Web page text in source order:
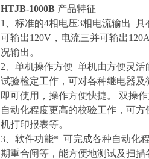
HTJB-1000B 产品特征
1、标准的4相电压3相电流输出
可输出120V，电流三并可输出
况输出。
2、单机操作方便 单机由方便灵
试验检定工作，可对各种继电器
即可使用，操作方便快捷。 双操
自动化程度更高的校验工作，可
机打印报表等。
3、软件功能* 可完成各种自动化
期重合闸等，能方便地测试及扫